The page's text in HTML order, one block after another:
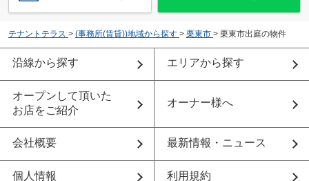
テナントテラス > (事務所(賃貸))地域から探す > 栗東市 > 栗東市出庭の物件
沿線から探す エリアから探す
オープンして頂いた
お店をご紹介
オーナー様へ
会社概要 最新情報・ニュース
個人情報 利用規約